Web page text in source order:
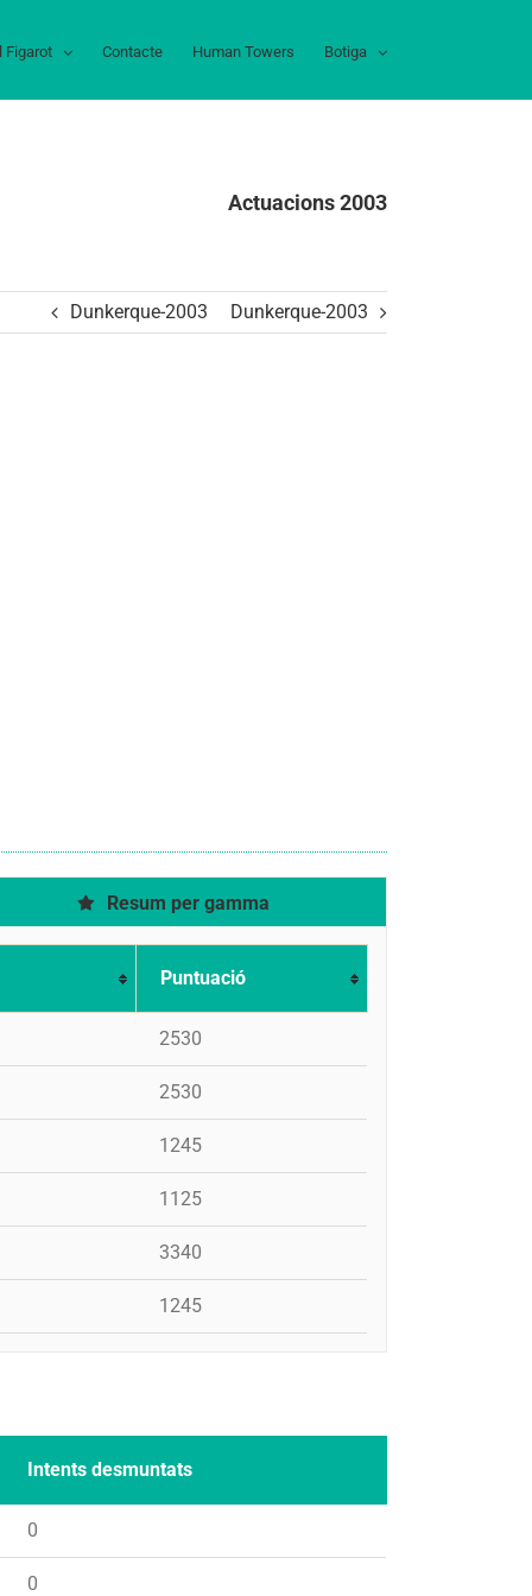
Figarot Contacte Human Towers Botiga
Actuacions 2003
Dunkerque-2003 Dunkerque-2003
Resum per gamma
Puntuació
2530
2530
1245
1125
3340
1245
Intents desmuntats
0
0